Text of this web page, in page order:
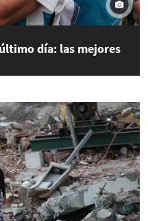
día: las mejores